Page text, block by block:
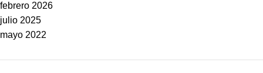
febrero 2026
julio 2025
mayo 2022